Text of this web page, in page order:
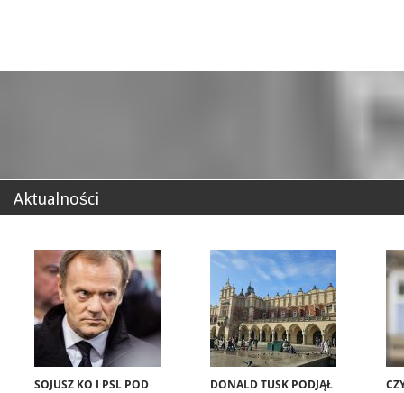
Aktualności
SOJUSZ KO I PSL POD
DONALD TUSK PODJĄŁ